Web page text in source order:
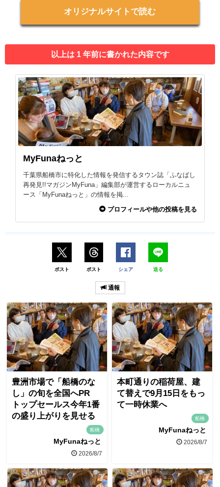
オリジナルサイトで読む
以上は 1 年前に書かれた内容です
MyFunaねっと
千葉県船橋市に特化した情報を発信するタウン誌「ふなばし
再発見!!マガジンMyFuna」編集部が運営するローカルニュ
ース「MyFunaねっと」の情報を掲...
プロフィールや他の投稿を見る
ポスト ポスト シェア 送る
通報
豊洲市場で「船橋のな
し」の旬を全国へPR
トップセールス今年1番
の盛り上がりを見せる
船橋
MyFunaねっと
2026/8/7
本町通りの稲荷屋、建
て替えで9月15日をもっ
て一時休業へ
船橋
MyFunaねっと
2026/8/7